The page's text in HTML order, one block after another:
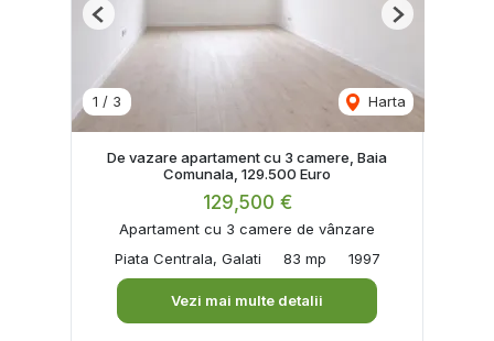
1 / 3 Harta
Previous Next
De vazare apartament cu 3 camere, Baia
Comunala, 129.500 Euro
129,500 €
Apartament cu 3 camere de vânzare
Piata Centrala, Galati
83 mp 1997
Vezi mai multe detalii